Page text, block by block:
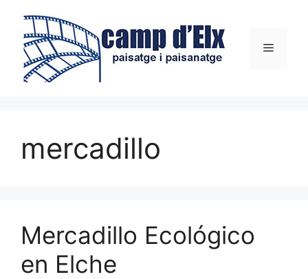
contenido
Menú
mercadillo
Mercadillo Ecológico
en Elche